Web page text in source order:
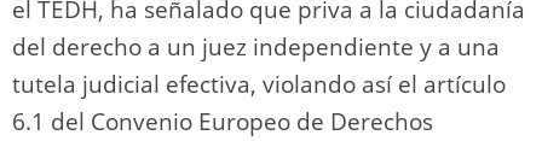
el TEDH, ha señalado que priva a la ciudadanía
del derecho a un juez independiente y a una
tutela judicial efectiva, violando así el artículo
6.1 del Convenio Europeo de Derechos